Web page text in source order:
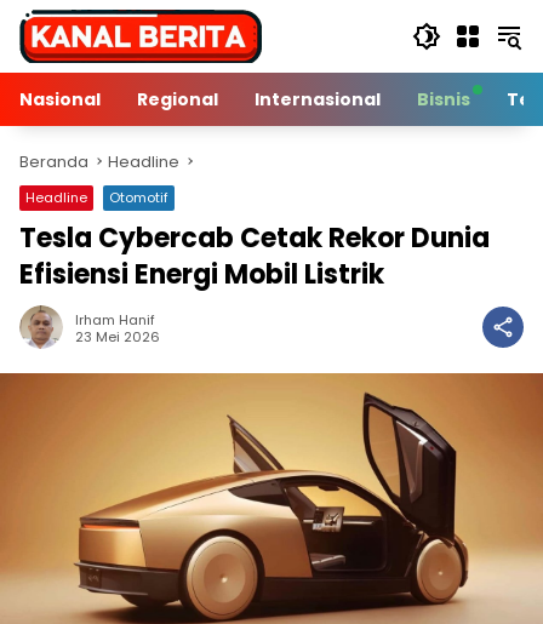
Langsung
konten
Nasional
Regional Internasional Bisnis
Beranda Headline
Headline Otomotif
Tesla Cybercab Cetak Rekor Dunia
Efisiensi Energi Mobil Listrik
Irham Hanif
23 Mei 2026